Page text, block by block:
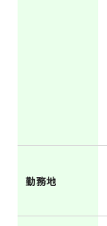
勤務地